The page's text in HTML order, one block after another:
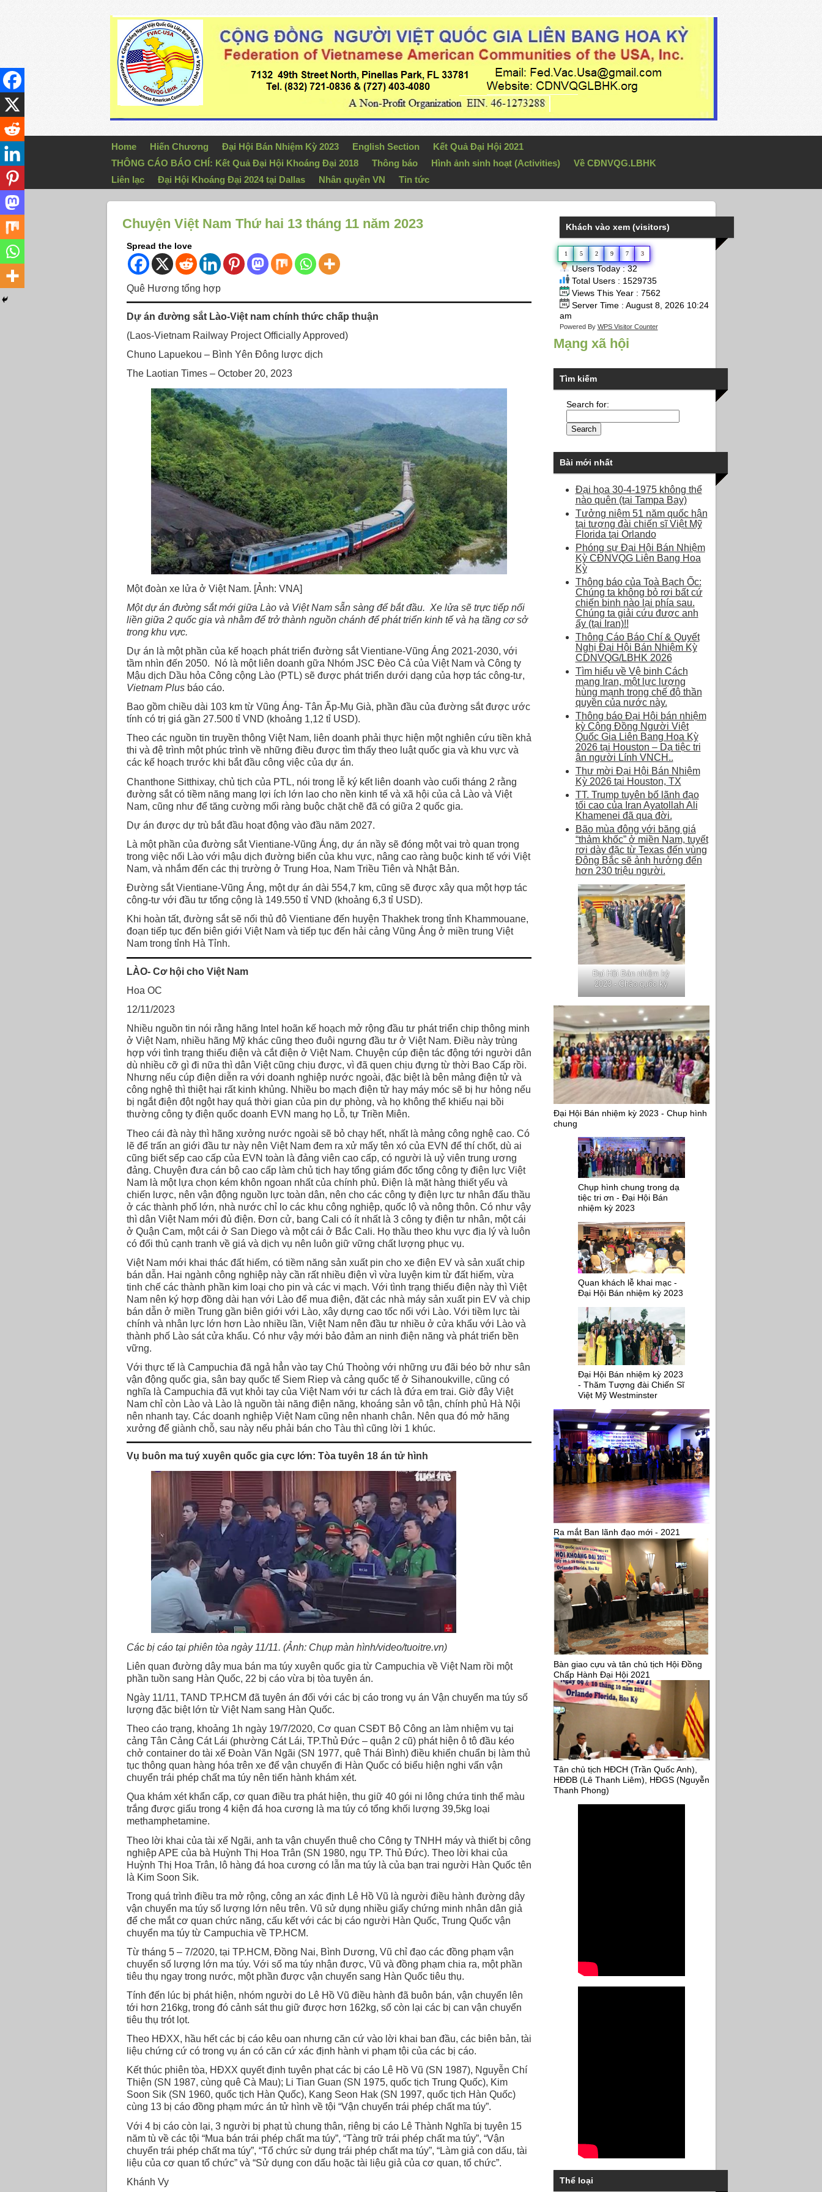
Home Hiến Chương Đại Hội Bán Nhiệm Kỳ 2023 English Section
Kết Quả Đại Hội 2021
THÔNG CÁO BÁO CHÍ: Kết Quả Đại Hội Khoáng Đại 2018
Thông báo Hình ảnh sinh hoạt (Activities)
Về CĐNVQG.LBHK
Liên lạc
Đại Hội Khoáng Đại 2024 tại Dallas Nhân quyền VN Tin tức
Chuyện Việt Nam Thứ hai 13 tháng 11 năm 2023
Spread the love
Quê Hương tổng hợp
Dự án đường sắt Lào-Việt nam chính thức chấp thuận
(Laos-Vietnam Railway Project Officially Approved)
Chuno Lapuekou – Bình Yên Đông lược dịch
The Laotian Times – October 20, 2023
Một đoàn xe lửa ở Việt Nam. [Ảnh: VNA]
Một dự án đường sắt mới giữa Lào và Việt Nam sẵn sàng để bắt đầu. Xe lửa sẽ trực tiếp nối
liền giữa 2 quốc gia và nhằm để trở thành nguồn chánh để phát triển kinh tế và hạ tầng cơ sở
trong khu vực.
Dự án là một phần của kế hoạch phát triển đường sắt Vientiane-Vũng Áng 2021-2030, với
tầm nhìn đến 2050. Nó là một liên doanh gữa Nhóm JSC Đèo Cả của Việt Nam và Công ty
Mậu dịch Dầu hỏa Công cộng Lào (PTL) sẽ được phát triển dưới dạng của hợp tác công-tư,
Vietnam Plusbáo cáo.
Bao gồm chiều dài 103 km từ Vũng Áng- Tân Ấp-Mụ Già, phần đầu của đường sắt được ước
tính có trị giá gần 27.500 tỉ VND (khoảng 1,12 tỉ USD).
Theo các nguồn tin truyền thông Việt Nam, liên doanh phải thực hiện một nghiên cứu tiền khả
thi và đệ trình một phúc trình về những điều được tìm thấy theo luật quốc gia và khu vực và
các kế hoạch trước khi bắt đầu công việc của dự án.
Chanthone Sitthixay, chủ tịch của PTL, nói trong lễ ký kết liên doanh vào cuối tháng 2 rằng
đường sắt có tiềm năng mang lợi ích lớn lao cho nền kinh tế và xã hội của cả Lào và Việt
Nam, cũng như để tăng cường mối ràng buộc chặt chẽ đã có giữa 2 quốc gia.
Dự án được dự trù bắt đầu hoạt động vào đầu năm 2027.
Là một phần của đường sắt Vientiane-Vũng Áng, dự án nầy sẽ đóng một vai trò quan trọng
trong việc nối Lào với mậu dịch đường biển của khu vực, nâng cao ràng buộc kinh tế với Việt
Nam, và nhắm đến các thị trường ở Trung Hoa, Nam Triều Tiên và Nhật Bản.
Đường sắt Vientiane-Vũng Áng, một dự án dài 554,7 km, cũng sẽ được xây qua một hợp tác
công-tư với đầu tư tổng cộng là 149.550 tỉ VND (khoảng 6,3 tỉ USD).
Khi hoàn tất, đường sắt sẽ nối thủ đô Vientiane đến huyện Thakhek trong tỉnh Khammouane,
đoạn tiếp tục đến biên giới Việt Nam và tiếp tục đến hải cảng Vũng Áng ở miền trung Việt
Nam trong tỉnh Hà Tỉnh.
LÀO- Cơ hội cho Việt Nam
Hoa OC
12/11/2023
Nhiều nguồn tin nói rằng hãng Intel hoãn kế hoạch mở rộng đầu tư phát triển chip thông minh
ở Việt Nam, nhiều hãng Mỹ khác cũng theo đuôi ngưng đầu tư ở Việt Nam. Điều này trùng
hợp với tình trạng thiếu điện và cắt điện ở Việt Nam. Chuyện cúp điện tác động tới người dân
dù nhiều cỡ gì đi nữa thì dân Việt cũng chịu được, vì đã quen chịu đựng từ thời Bao Cấp rồi.
Nhưng nếu cúp điện diễn ra với doanh nghiệp nước ngoài, đặc biệt là bên mảng điện tử và
công nghệ thì thiệt hại rất kinh khủng. Nhiều bo mạch điện tử hay máy móc sẽ bị hư hỏng nếu
bị ngắt điện đột ngột hay quá thời gian của pin dự phòng, và họ không thể khiếu nại bồi
thường công ty điện quốc doanh EVN mang họ Lỗ, tự Triền Miên.
Theo cái đà này thì hãng xưởng nước ngoài sẽ bỏ chạy hết, nhất là mảng công nghệ cao. Có
lẽ để trấn an giới đầu tư này nên Việt Nam đem ra xử mấy tên xó của EVN để thí chốt, dù ai
cũng biết sếp cao cấp của EVN toàn là đảng viên cao cấp, có người là uỷ viên trung ương
đảng. Chuyện đưa cán bộ cao cấp làm chủ tịch hay tổng giám đốc tổng công ty điện lực Việt
Nam là một lựa chọn kém khôn ngoan nhất của chính phủ. Điện là mặt hàng thiết yếu và
chiến lược, nên vận động nguồn lực toàn dân, nên cho các công ty điện lực tư nhân đấu thầu
ở các thành phố lớn, nhà nước chỉ lo các khu công nghiệp, quốc lộ và nông thôn. Có như vậy
thì dân Việt Nam mới đủ điện. Đơn cử, bang Cali có ít nhất là 3 công ty điện tư nhân, một cái
ở Quận Cam, một cái ở San Diego và một cái ở Bắc Cali. Họ thầu theo khu vực địa lý và luôn
có đối thủ cạnh tranh về giá và dịch vụ nên luôn giữ vững chất lượng phục vụ.
Việt Nam mới khai thác đất hiếm, có tiềm năng sản xuất pin cho xe điện EV và sản xuất chip
bán dẫn. Hai ngành công nghiệp này cần rất nhiều điện vì vừa luyện kim từ đất hiếm, vừa
tinh chế các thành phần kim loại cho pin và các vi mạch. Với tình trạng thiếu điện này thì Việt
Nam nên ký hợp đồng dài hạn với Lào để mua điện, đặt các nhà máy sản xuất pin EV và chip
bán dẫn ở miền Trung gần biên giới với Lào, xây dựng cao tốc nối với Lào. Với tiềm lực tài
chính và nhân lực lớn hơn Lào nhiều lần, Việt Nam nên đầu tư nhiều ở cửa khẩu với Lào và
thành phố Lào sát cửa khẩu. Có như vậy mới bảo đảm an ninh điện năng và phát triển bền
vững.
Với thực tế là Campuchia đã ngả hẳn vào tay Chú Thoòng với những ưu đãi béo bở như sân
vận động quốc gia, sân bay quốc tế Siem Riep và cảng quốc tế ở Sihanoukville, cũng có
nghĩa là Campuchia đã vụt khỏi tay của Việt Nam với tư cách là đứa em trai. Giờ đây Việt
Nam chỉ còn Lào và Lào là nguồn tài năng điện năng, khoáng sản vô tận, chính phủ Hà Nội
nên nhanh tay. Các doanh nghiệp Việt Nam cũng nên nhanh chân. Nên qua đó mở hãng
xưởng để giành chỗ, sau này nếu phải bán cho Tàu thì cũng lời 1 khúc.
Vụ buôn ma tuý xuyên quốc gia cực lớn: Tòa tuyên 18 án tử hình
Các bị cáo tại phiên tòa ngày 11/11. (Ảnh: Chụp màn hình/video/tuoitre.vn)
Liên quan đường dây mua bán ma túy xuyên quốc gia từ Campuchia về Việt Nam rồi một
phần tuồn sang Hàn Quốc, 22 bị cáo vừa bị tòa tuyên án.
Ngày 11/11, TAND TP.HCM đã tuyên án đối với các bị cáo trong vụ án Vận chuyển ma túy số
lượng đặc biệt lớn từ Việt Nam sang Hàn Quốc.
Theo cáo trạng, khoảng 1h ngày 19/7/2020, Cơ quan CSĐT Bộ Công an làm nhiệm vụ tại
cảng Tân Cảng Cát Lái (phường Cát Lái, TP.Thủ Đức – quận 2 cũ) phát hiện ô tô đầu kéo
chở container do tài xế Đoàn Văn Ngãi (SN 1977, quê Thái Bình) điều khiển chuẩn bị làm thủ
tục thông quan hàng hóa trên xe để vận chuyển đi Hàn Quốc có biểu hiện nghi vấn vận
chuyển trái phép chất ma túy nên tiến hành khám xét.
Qua khám xét khẩn cấp, cơ quan điều tra phát hiện, thu giữ 40 gói ni lông chứa tinh thể màu
trắng được giấu trong 4 kiện đá hoa cương là ma túy có tổng khối lượng 39,5kg loại
methamphetamine.
Theo lời khai của tài xế Ngãi, anh ta vận chuyển thuê cho Công ty TNHH máy và thiết bị công
nghiệp APE của bà Huỳnh Thị Hoa Trân (SN 1980, ngụ TP. Thủ Đức). Theo lời khai của
Huỳnh Thị Hoa Trân, lô hàng đá hoa cương có lẫn ma túy là của bạn trai người Hàn Quốc tên
là Kim Soon Sik.
Trong quá trình điều tra mở rộng, công an xác định Lê Hồ Vũ là người điều hành đường dây
vận chuyển ma túy số lượng lớn nêu trên. Vũ sử dụng nhiều giấy chứng minh nhân dân giả
để che mắt cơ quan chức năng, cấu kết với các bị cáo người Hàn Quốc, Trung Quốc vận
chuyển ma túy từ Campuchia về TP.HCM.
Từ tháng 5 – 7/2020, tại TP.HCM, Đồng Nai, Bình Dương, Vũ chỉ đạo các đồng phạm vận
chuyển số lượng lớn ma túy. Với số ma túy nhận được, Vũ và đồng phạm chia ra, một phần
tiêu thụ ngay trong nước, một phần được vận chuyển sang Hàn Quốc tiêu thụ.
Tính đến lúc bị phát hiện, nhóm người do Lê Hồ Vũ điều hành đã buôn bán, vận chuyển lên
tới hơn 216kg, trong đó cảnh sát thu giữ được hơn 162kg, số còn lại các bị can vận chuyển
tiêu thụ trót lọt.
Theo HĐXX, hầu hết các bị cáo kêu oan nhưng căn cứ vào lời khai ban đầu, các biên bản, tài
liệu chứng cứ có trong vụ án có căn cứ xác định hành vi phạm tội của các bị cáo.
Kết thúc phiên tòa, HĐXX quyết định tuyên phạt các bị cáo Lê Hồ Vũ (SN 1987), Nguyễn Chí
Thiện (SN 1987, cùng quê Cà Mau); Li Tian Guan (SN 1975, quốc tịch Trung Quốc), Kim
Soon Sik (SN 1960, quốc tịch Hàn Quốc), Kang Seon Hak (SN 1997, quốc tịch Hàn Quốc)
cùng 13 bị cáo đồng phạm mức án tử hình về tội “Vận chuyển trái phép chất ma túy”.
Với 4 bị cáo còn lại, 3 người bị phạt tù chung thân, riêng bị cáo Lê Thành Nghĩa bị tuyên 15
năm tù về các tội “Mua bán trái phép chất ma túy”, “Tàng trữ trái phép chất ma túy”, “Vận
chuyển trái phép chất ma túy”, “Tổ chức sử dụng trái phép chất ma túy”, “Làm giả con dấu, tài
liệu của cơ quan tổ chức” và “Sử dụng con dấu hoặc tài liệu giả của cơ quan, tổ chức”.
Khánh Vy
Khách vào xem (visitors)
1 5 2 9 7 3
Users Today : 32
Total Users : 1529735
Views This Year : 7562
Server Time : August 8, 2026 10:24
am
Powered By WPS Visitor Counter
Mạng xã hội
Tìm kiếm
Search for:
Bài mới nhất
Đại họa 30-4-1975 không thể
nào quên (tại Tampa Bay)
Tưởng niệm 51 năm quốc hận
tại tượng đài chiến sĩ Việt Mỹ
Florida tại Orlando
Phóng sự Đại Hội Bán Nhiệm
Kỳ CĐNVQG Liên Bang Hoa
Kỳ
Thông báo của Toà Bạch Ốc:
Chúng ta không bỏ rơi bất cứ
chiến binh nào lại phía sau.
Chúng ta giải cứu được anh
ấy (tại Iran)!!
Thông Cáo Báo Chí & Quyết
Nghị Đại Hội Bán Nhiệm Kỳ
CDNVQG/LBHK 2026
Tìm hiểu về Vệ binh Cách
mạng Iran, một lực lượng
hùng mạnh trong chế độ thần
quyền của nước này.
Thông báo Đại Hội bán nhiệm
kỳ Cộng Đồng Người Việt
Quốc Gia Liên Bang Hoa Kỳ
2026 tại Houston – Dạ tiệc tri
ân người Lính VNCH..
Thư mời Đại Hội Bán Nhiệm
Kỳ 2026 tại Houston, TX
TT. Trump tuyên bố lãnh đạo
tối cao của Iran Ayatollah Ali
Khamenei đã qua đời.
Bão mùa đông với băng giá
“thảm khốc” ở miền Nam, tuyết
rơi dày đặc từ Texas đến vùng
Đông Bắc sẽ ảnh hưởng đến
hơn 230 triệu người.
Đại Hội Bán nhiệm kỳ
2023 - Chào quốc kỳ
Đại Hội Bán nhiệm kỳ 2023 - Chup hình
chung
Chụp hình chung trong dạ
tiệc tri ơn - Đại Hội Bán
nhiệm kỳ 2023
Quan khách lễ khai mạc -
Đại Hội Bán nhiệm kỳ 2023
Đại Hội Bán nhiệm kỳ 2023
- Thăm Tượng đài Chiến Sĩ
Việt Mỹ Westminster
Ra mắt Ban lãnh đạo mới - 2021
Bàn giao cựu và tân chủ tịch Hội Đồng
Chấp Hành Đại Hội 2021
Tân chủ tịch HĐCH (Trần Quốc Anh),
HĐĐB (Lê Thanh Liêm), HĐGS (Nguyễn
Thanh Phong)
Thể loại